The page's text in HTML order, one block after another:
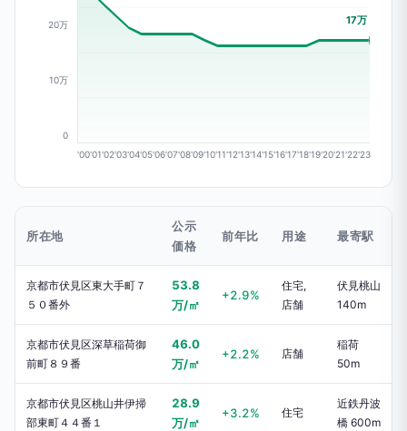
20万
10万
0
17万
'00'01'02'03'04'05'06'07'08'09'10'11'12'13'14'15'16'17'18'19'20'21'22'23
所在地
公示
価格
前年比 用途 最寄駅
京都市伏見区東大手町７
５０番外
53.8
万/㎡
+2.9%
住宅,
店舗
伏見桃山
140m
京都市伏見区深草稲荷御
前町８９番
46.0
万/㎡
+2.2% 店舗
稲荷
50m
京都市伏見区桃山井伊掃
部東町４４番１
28.9
万/㎡
+3.2% 住宅
近鉄丹波
橋 600m